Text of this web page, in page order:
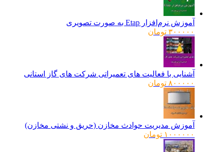
آموزش نرم‌افزار Etap به صورت تصویری
۳۰۰۰۰۰ تومان
آشنایی با فعالیت های تعمیراتی شرکت های گاز استانی
۸۰۰۰۰۰ تومان
آموزش مدیریت حوادث مخازن (حریق و نشتی مخازن)
۱۰۰۰۰۰۰ تومان